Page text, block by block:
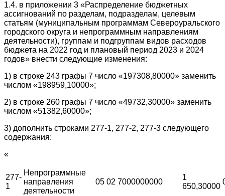
1.4. в приложении 3 «Распределение бюджетных
ассигнований по разделам, подразделам, целевым
статьям (муниципальным программам Североуральского
городского округа и непрограммным направлениям
деятельности), группам и подгруппам видов расходов
бюджета на 2022 год и плановый период 2023 и 2024
годов» внести следующие изменения:
1) в строке 243 графы 7 число «197308,80000» заменить
числом «198959,10000»;
2) в строке 260 графы 7 число «49732,30000» заменить
числом «51382,60000»;
3) дополнить строками 277-1, 277-2, 277-3 следующего
содержания:
«
277-
1
Непрограммные
направления
деятельности
05 02 7000000000
1
650,30000